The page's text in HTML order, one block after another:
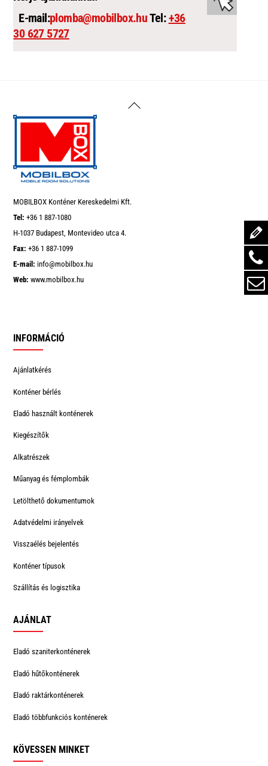
E-mail:plomba@mobilbox.huTel:+36
30 627 5727
Back
MOBILBOX Konténer Kereskedelmi Kft.
Tel: +36 1 887-1080
H-1037 Budapest, Montevideo utca 4.
Fax: +36 1 887-1099
E-mail: info@mobilbox.hu
Web: www.mobilbox.hu
INFORMÁCIÓ
Ajánlatkérés
Konténer bérlés
Eladó használt konténerek
Kiegészítők
Alkatrészek
Műanyag és fémplombák
Letölthető dokumentumok
Adatvédelmi irányelvek
Visszaélés bejelentés
Konténer típusok
Szállítás és logisztika
AJÁNLAT
Eladó szaniterkonténerek
Eladó hűtőkonténerek
Eladó raktárkonténerek
Eladó többfunkciós konténerek
KÖVESSEN MINKET